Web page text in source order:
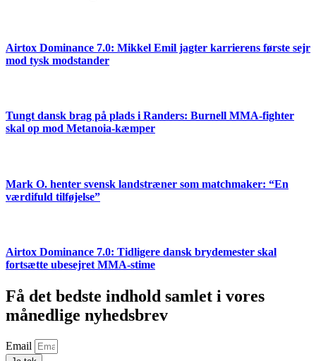
Airtox Dominance 7.0: Mikkel Emil jagter karrierens første sejr
mod tysk modstander
Tungt dansk brag på plads i Randers: Burnell MMA-fighter
skal op mod Metanoia-kæmper
Mark O. henter svensk landstræner som matchmaker: “En
værdifuld tilføjelse”
Airtox Dominance 7.0: Tidligere dansk brydemester skal
fortsætte ubesejret MMA-stime
Få det bedste indhold samlet i vores
månedlige nyhedsbrev
Email